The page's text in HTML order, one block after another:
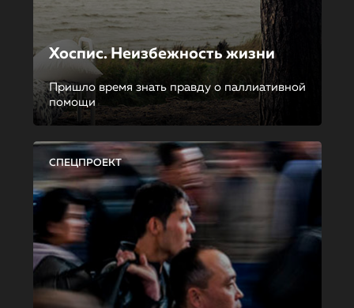
Хоспис. Неизбежность жизни
Пришло время знать правду о паллиативной
помощи
СПЕЦПРОЕКТ